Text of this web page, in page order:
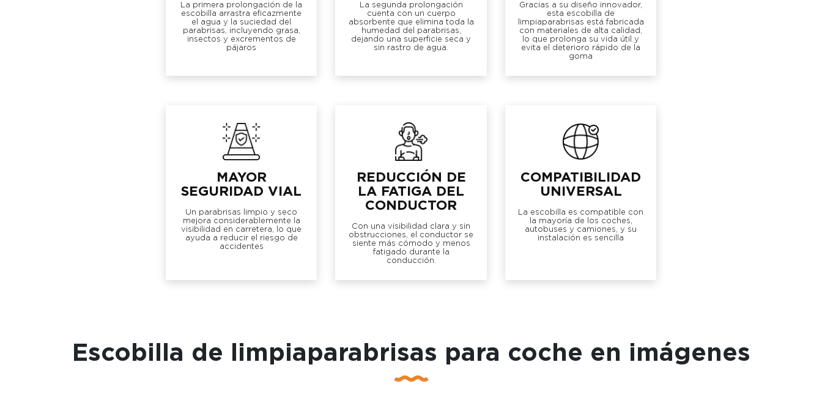
La primera prolongación de la
escobilla arrastra eficazmente
el agua y la suciedad del
parabrisas, incluyendo grasa,
insectos y excrementos de
pájaros
La segunda prolongación
cuenta con un cuerpo
absorbente que elimina toda la
humedad del parabrisas,
dejando una superficie seca y
sin rastro de agua.
Gracias a su diseño innovador,
esta escobilla de
limpiaparabrisas está fabricada
con materiales de alta calidad,
lo que prolonga su vida útil y
evita el deterioro rápido de la
goma
MAYOR
SEGURIDAD VIAL
Un parabrisas limpio y seco
mejora considerablemente la
visibilidad en carretera, lo que
ayuda a reducir el riesgo de
accidentes
REDUCCIÓN DE
LA FATIGA DEL
CONDUCTOR
Con una visibilidad clara y sin
obstrucciones, el conductor se
siente más cómodo y menos
fatigado durante la
conducción.
COMPATIBILIDAD
UNIVERSAL
La escobilla es compatible con
la mayoría de los coches,
autobuses y camiones, y su
instalación es sencilla
Escobilla de limpiaparabrisas para coche en imágenes